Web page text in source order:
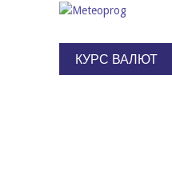
КУРС ВАЛЮТ